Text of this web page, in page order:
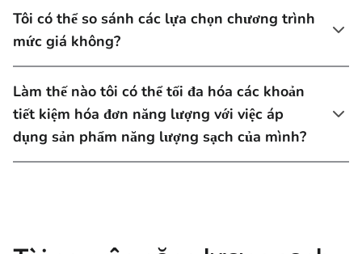
Tôi có thể so sánh các lựa chọn chương trình
mức giá không?
Làm thế nào tôi có thể tối đa hóa các khoản
tiết kiệm hóa đơn năng lượng với việc áp
dụng sản phẩm năng lượng sạch của mình?